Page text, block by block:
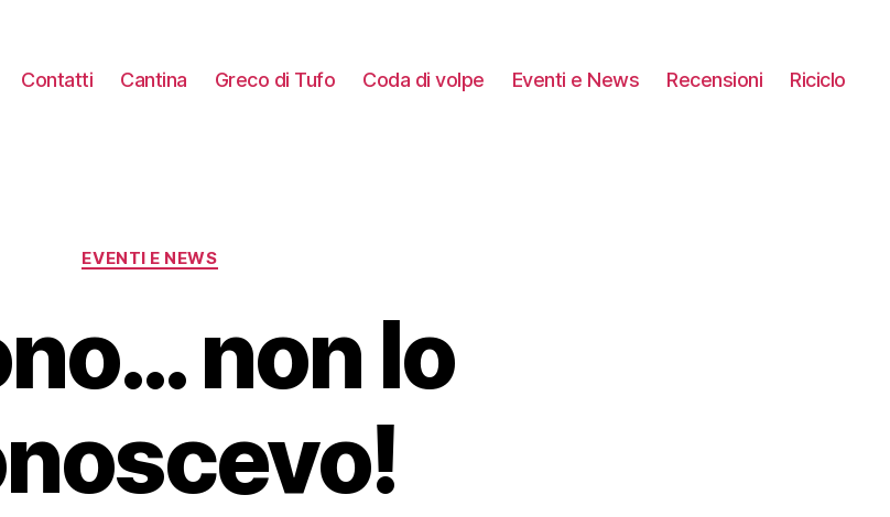
Contatti Cantina Greco di Tufo Coda di volpe Eventi e News Recensioni Riciclo
Categorie
EVENTI E NEWS
non lo